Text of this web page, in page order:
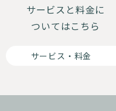
サービスと料金に
ついてはこちら
サービス・料金